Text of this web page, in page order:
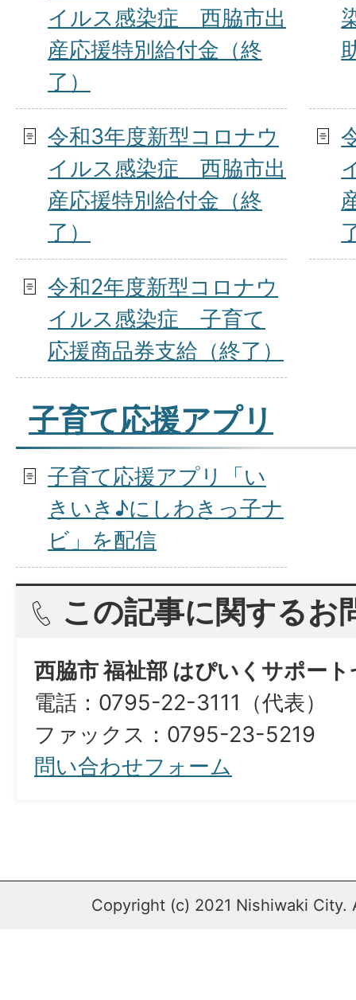
イルス感染症 西脇市出
産応援特別給付金（終
了）
令和3年度新型コロナウ
イルス感染症 西脇市出
産応援特別給付金（終
了）
令和2年度新型コロナウ
イルス感染症 子育て
応援商品券支給（終了）
子育て応援アプリ
子育て応援アプリ「い
きいき♪にしわきっ子ナ
ビ」を配信
この記事に関するお
西脇市 福祉部 はぴいくサポー
電話：0795-22-3111（代表）
ファックス：0795-23-5219
問い合わせフォーム
Copyright (c) 2021 Nishiwaki City.